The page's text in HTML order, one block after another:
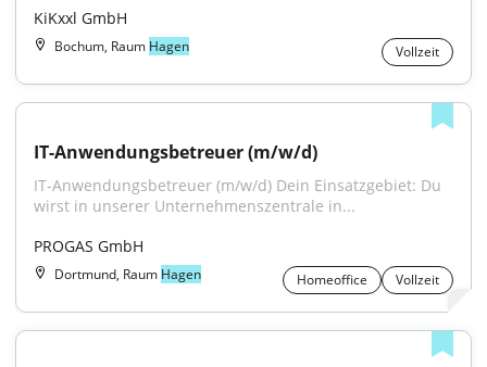
KiKxxl GmbH
Bochum, Raum Hagen Vollzeit
IT-Anwendungsbetreuer (m/w/d)
IT-Anwendungsbetreuer (m/w/d) Dein Einsatzgebiet: Du
wirst in unserer Unternehmenszentrale in...
PROGAS GmbH
Dortmund, Raum Hagen Homeoffice Vollzeit